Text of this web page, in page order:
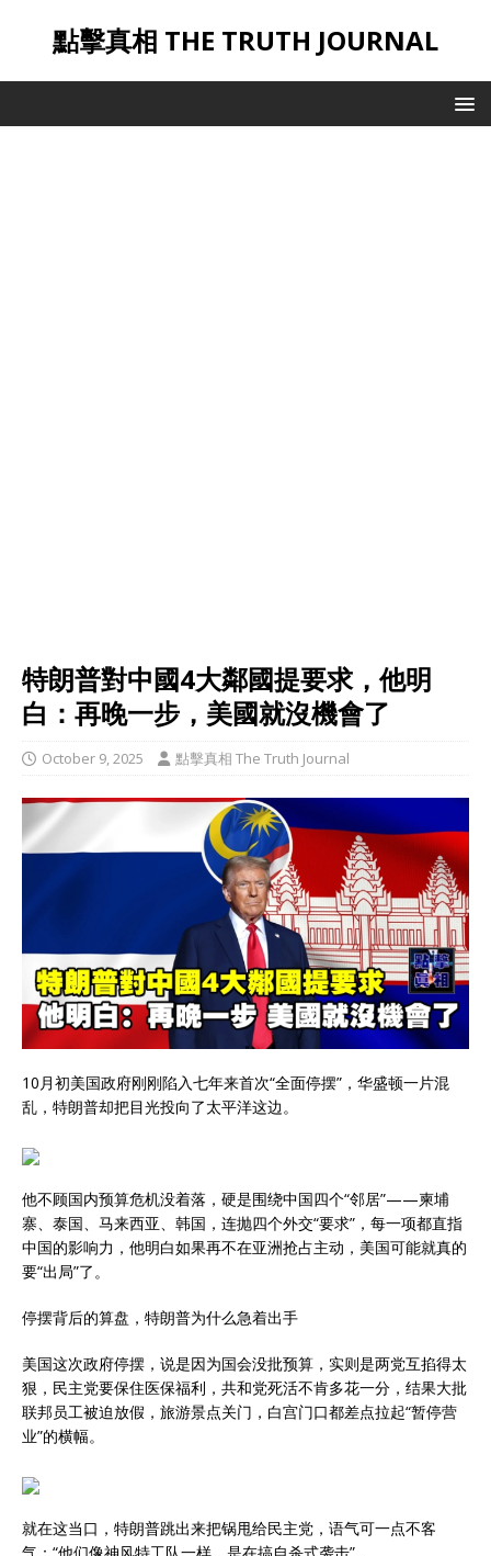
點擊真相 THE TRUTH JOURNAL
特朗普對中國4大鄰國提要求，他明
白：再晚一步，美國就沒機會了
October 9, 2025 點擊真相 The Truth Journal
10月初美国政府刚刚陷入七年来首次“全面停摆”，华盛顿一片混
乱，特朗普却把目光投向了太平洋这边。
他不顾国内预算危机没着落，硬是围绕中国四个“邻居”——柬埔
寨、泰国、马来西亚、韩国，连抛四个外交“要求”，每一项都直指
中国的影响力，他明白如果再不在亚洲抢占主动，美国可能就真的
要“出局”了。
停摆背后的算盘，特朗普为什么急着出手
美国这次政府停摆，说是因为国会没批预算，实则是两党互掐得太
狠，民主党要保住医保福利，共和党死活不肯多花一分，结果大批
联邦员工被迫放假，旅游景点关门，白宫门口都差点拉起“暂停营
业”的横幅。
就在这当口，特朗普跳出来把锅甩给民主党，语气可一点不客